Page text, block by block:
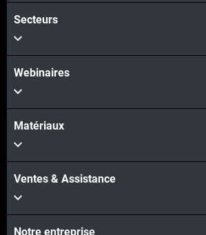
Secteurs
Webinaires
Matériaux
Ventes & Assistance
Notre entreprise